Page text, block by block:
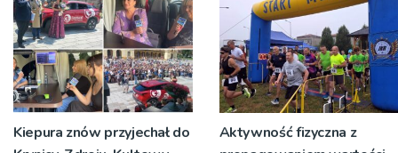
Kiepura znów przyjechał do
Aktywność fizyczna z